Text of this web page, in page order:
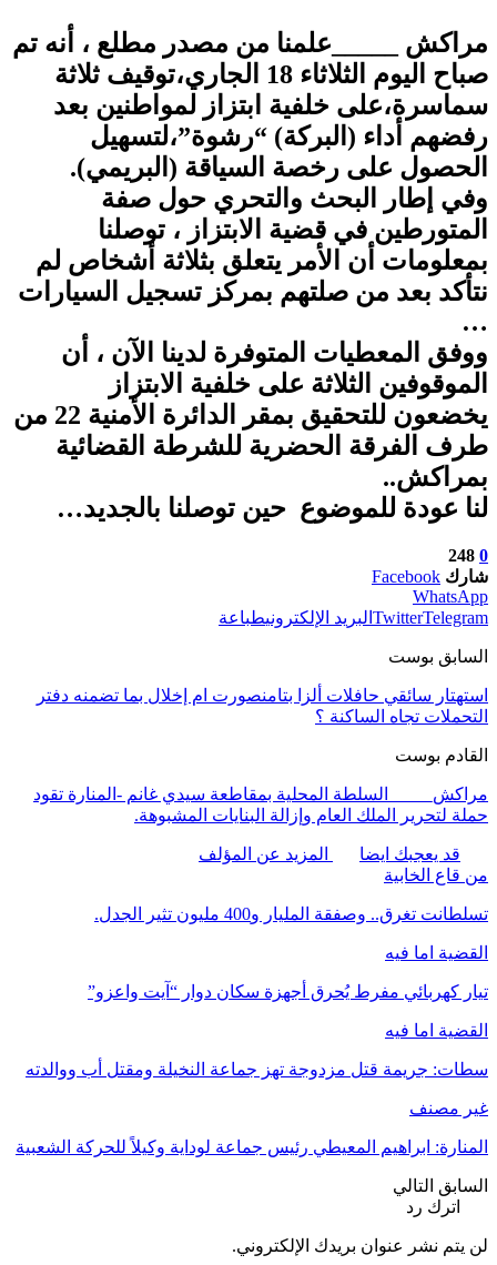
مراكش _____علمنا من مصدر مطلع ، أنه تم
صباح اليوم الثلاثاء 18 الجاري،توقيف ثلاثة
سماسرة،على خلفية ابتزاز لمواطنين بعد
رفضهم أداء (البركة) “رشوة”،لتسهيل
الحصول على رخصة السياقة (البريمي).
وفي إطار البحث والتحري حول صفة
المتورطين في قضية الابتزاز ، توصلنا
بمعلومات أن الأمر يتعلق بثلاثة أشخاص لم
نتأكد بعد من صلتهم بمركز تسجيل السيارات
…
ووفق المعطيات المتوفرة لدينا الآن ، أن
الموقوفين الثلاثة على خلفية الابتزاز
يخضعون للتحقيق بمقر الدائرة الأمنية 22 من
طرف الفرقة الحضرية للشرطة القضائية
بمراكش..
لنا عودة للموضوع حين توصلنا بالجديد…
0
248
شارك Facebook
WhatsApp
TwitterTelegram البريد الإلكترونيطباعة
السابق بوست
استهتار سائقي حافلات ألزا بتامنصورت ام إخلال بما تضمنه دفتر
التحملات تجاه الساكنة ؟
القادم بوست
مراكش_____السلطة المحلية بمقاطعة سيدي غانم -المنارة تقود
حملة لتحرير الملك العام وإزالة البنايات المشبوهة.
قد يعجبك ايضا
المزيد عن المؤلف
من قاع الخابية
تسلطانت تغرق.. وصفقة المليار و400 مليون تثير الجدل.
القضية اما فيه
تيار كهربائي مفرط يُحرق أجهزة سكان دوار “آيت واعزو”
القضية اما فيه
سطات: جريمة قتل مزدوجة تهز جماعة النخيلة ومقتل أب ووالدته
غير مصنف
المنارة: ابراهيم المعيطي رئيس جماعة لوداية وكيلاً للحركة الشعبية
السابق التالي
اترك رد
لن يتم نشر عنوان بريدك الإلكتروني.